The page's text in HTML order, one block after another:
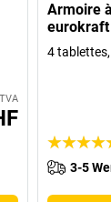
Armoire
4
3-5